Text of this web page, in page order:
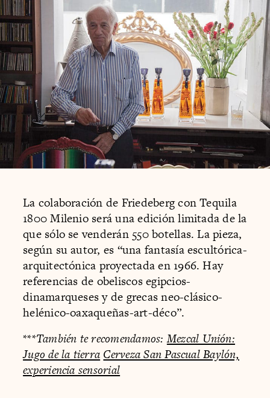
La colaboración de Friedeberg con Tequila
1800 Milenio será una edición limitada de la
que sólo se venderán 550 botellas. La pieza,
según su autor, es “una fantasía escultórica-
arquitectónica proyectada en 1966. Hay
referencias de obeliscos egipcios-
dinamarqueses y de grecas neo-clásico-
helénico-oaxaqueñas-art-déco”.
***También te recomendamos:Mezcal Unión:
Jugo de la tierra Cerveza San Pascual Baylón,
experiencia sensorial